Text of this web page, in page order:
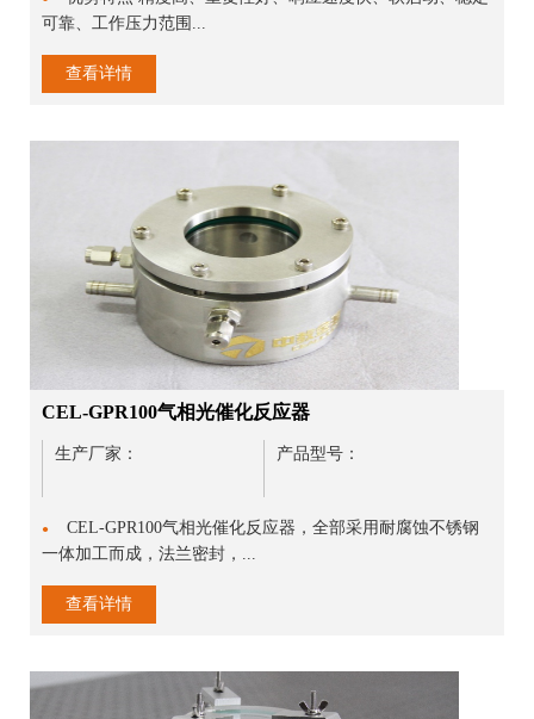
可靠、工作压力范围...
查看详情
CEL-GPR100气相光催化反应器
生产厂家： 产品型号：
●
CEL-GPR100气相光催化反应器，全部采用耐腐蚀不锈钢
一体加工而成，法兰密封，...
查看详情